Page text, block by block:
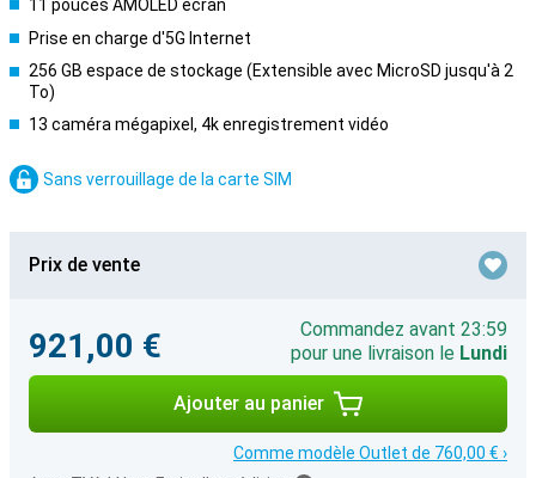
11 pouces AMOLED écran
Prise en charge d'5G Internet
256 GB espace de stockage (Extensible avec MicroSD jusqu'à 2
To)
13 caméra mégapixel, 4k enregistrement vidéo
Sans verrouillage de la carte SIM
Prix de vente
921,00 €
Commandez avant 23:59
pour une livraison le Lundi
Ajouter au panier
Comme modèle Outlet de 760,00 € ›